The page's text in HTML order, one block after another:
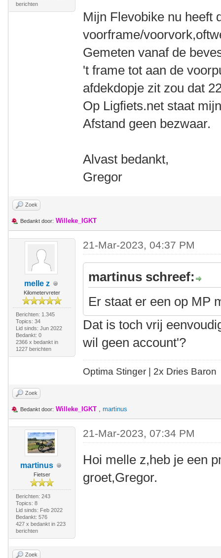
berichten
Mijn Flevobike nu heeft
voorframe/
Gemeten vanaf de
't frame tot aan de
afdekdopje zit zou dat
Op Ligfiets.net staat
Afstand geen bezwaar.
Alvast bedankt,
Gregor
Zoek
Bedankt door: Willeke_IGKT
melle z
Kilometervreter
Berichten: 1.345
Topics: 34
Lid sinds: Jun 2022
Bedankt: 0
2366 x bedankt in
1227 berichten
21-Mar-2023, 04:37 PM
martinus schreef:
Er staat er een op MP
Dat is toch vrij
wil geen account'?
Optima Stinger | 2x Dries Baron
Zoek
Bedankt door: Willeke_IGKT , martinus
martinus
Fietser
Berichten: 243
Topics: 8
Lid sinds: Feb 2022
Bedankt: 576
427 x bedankt in 223
berichten
21-Mar-2023, 07:34 PM
Hoi melle z,heb je een
groet,Gregor.
Zoek